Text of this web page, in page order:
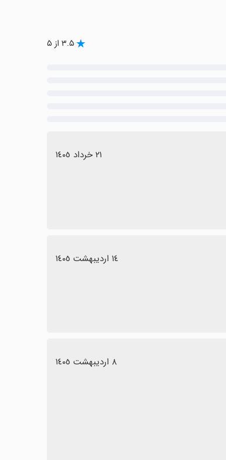
۳.۵ از ۵
٢١ خرداد ١٤٠٥
١٤ اردیبهشت ١٤٠٥
٨ اردیبهشت ١٤٠٥